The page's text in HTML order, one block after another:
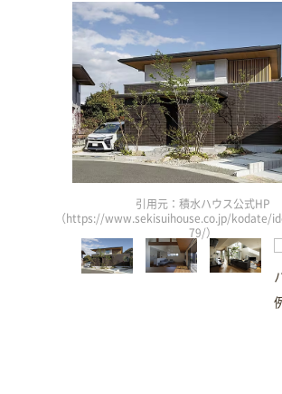
引用元：積水ハウス公式HP
（https://www.sekisuihouse.co.jp/kodate/
79/）